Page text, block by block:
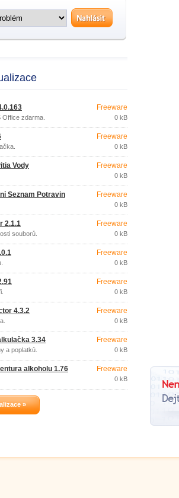
Office zdarma.
Freeware
0 kB
Freeware
0 kB
Vody Freeware
0 kB
Seznam Potravin
Freeware
0 kB
2.1.1
souborů.
Freeware
0 kB
Freeware
0 kB
Freeware
0 kB
4.3.2 Freeware
0 kB
3.34
a poplatků.
Freeware
0 kB
alkoholu 1.76 Freeware
0 kB
»